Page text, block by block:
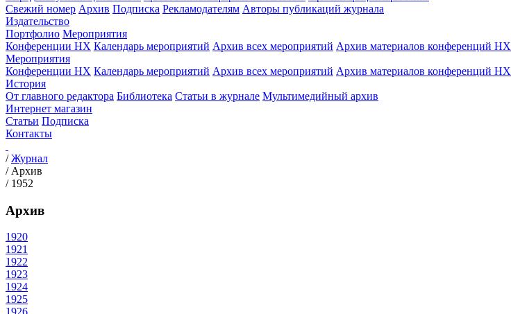
Свежий номер Архив Подписка Рекламодателям Авторы публикаций журнала
Издательство
Портфолио Мероприятия
Конференции НХ Календарь мероприятий Архив всех мероприятий Архив материалов конференций НХ
Мероприятия
Конференции НХ Календарь мероприятий Архив всех мероприятий Архив материалов конференций НХ
История
От главного редактора Библиотека Статьи в журнале Мультимедийный архив
Интернет магазин
Статьи Подписка
Контакты
/Журнал
/ Архив
/ 1952
Архив
1920
1921
1922
1923
1924
1925